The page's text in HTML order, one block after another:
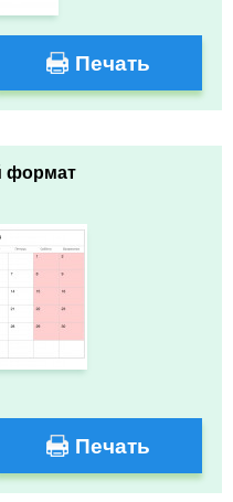
Печать
формат
Печать